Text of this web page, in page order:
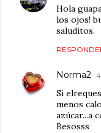
Hola
los ojos!
saluditos.
Norma2
Si
menos
azúcar...a
Besosss